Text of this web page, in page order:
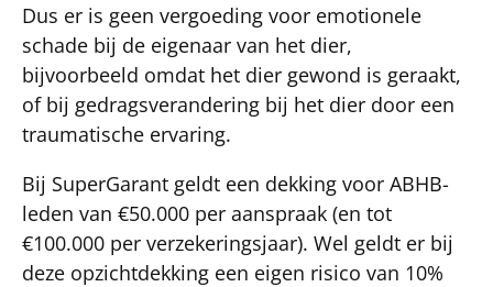
Dus er is geen vergoeding voor emotionele
schade bij de eigenaar van het dier,
bijvoorbeeld omdat het dier gewond is geraakt,
of bij gedragsverandering bij het dier door een
traumatische ervaring.
Bij SuperGarant geldt een dekking voor ABHB-
leden van €50.000 per aanspraak (en tot
€100.000 per verzekeringsjaar). Wel geldt er bij
deze opzichtdekking een eigen risico van 10%